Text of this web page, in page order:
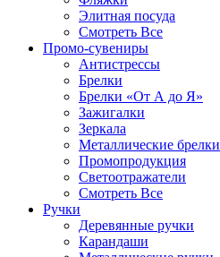
Элитная посуда
Смотреть Все
Промо-сувениры
Антистрессы
Брелки
Брелки «От А до Я»
Зажигалки
Зеркала
Металлические брелки
Промопродукция
Светоотражатели
Смотреть Все
Ручки
Деревянные ручки
Карандаши